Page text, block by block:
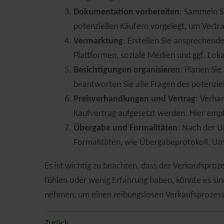
Dokumentation vorbereiten: Sammeln
potenziellen Käufern vorgelegt, um
Vermarktung: Erstellen Sie
Plattformen, soziale Medien und ggf.
Besichtigungen organisieren: Planen
beantworten Sie alle Fragen des
Preisverhandlungen und Vertrag:
Kaufvertrag aufgesetzt werden. Hier
Übergabe und Formalitäten: Nach der
Formalitäten, wie Übergabeprotokoll,
Es ist wichtig zu beachten, dass der
fühlen oder wenig Erfahrung haben, könnte es
nehmen, um einen reibungslosen